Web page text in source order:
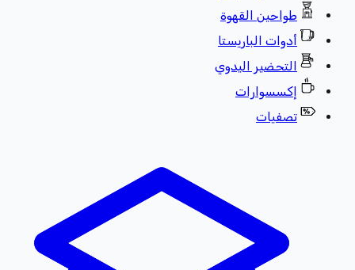
طواحين القهوة
أدوات الباريستا
التحضير اليدوي
إكسسوارات
تصفيات